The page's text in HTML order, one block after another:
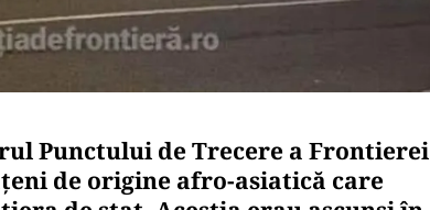
Punctului de Trecere a Frontierei
de origine afro-asiatică care